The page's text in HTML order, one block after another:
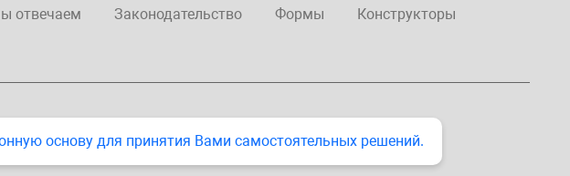
отвечаем Законодательство Формы Конструкторы
основу для принятия Вами самостоятельных решений.